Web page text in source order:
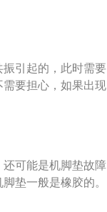
他零部件共振造成
驾驶习惯差，导致
了不适的程度，最
引起的，此时需要
要担心，如果出现
的配置，是可以通
期车辆使用的，经
日常使用的时候也
可能是机脚垫故障
垫一般是橡胶的。
车子的舒适性。橡